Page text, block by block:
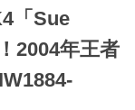
「Sue
2004年王者